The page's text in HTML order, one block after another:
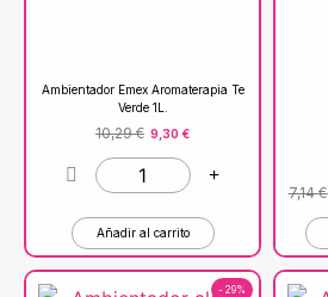
Ambientador Emex Aromaterapia Te
Verde 1L.
10,29€ 9,30 €
Añadir al carrito
7,14€
- 29%